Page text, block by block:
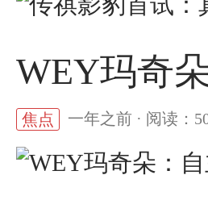
WEY玛奇
焦点 一年之前 · 阅读：